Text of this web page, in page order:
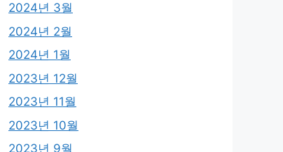
2024년 3월
2024년 2월
2024년 1월
2023년 12월
2023년 11월
2023년 10월
2023년 9월